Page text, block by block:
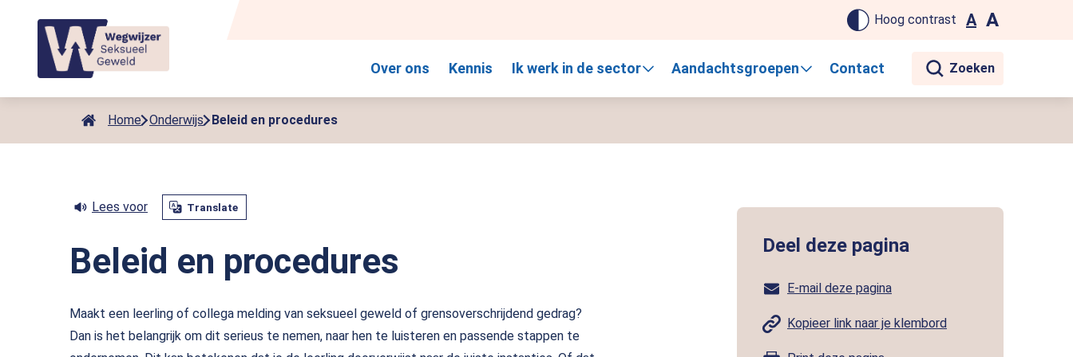
Hoog contrast A A
Over ons Kennis Ik werk in de sector Aandachtsgroepen Contact
Als de resultaten voor automatisch aanvullen beschikbaar zijn, gebruik de pijlen om omhoog en omlaag te gaan naar de gewenste pagina. Touch-apparaat gebruikers, bewegen door aanraking
Home Onderwijs Beleid en procedures
Lees voor Translate
Beleid en procedures
Maakt een leerling of collega melding van seksueel geweld of grensoverschrijdend gedrag?
Dan is het belangrijk om dit serieus te nemen, naar hen te luisteren en passende stappen te
Deel deze pagina
E-mail deze pagina
Kopieer link naar je klembord